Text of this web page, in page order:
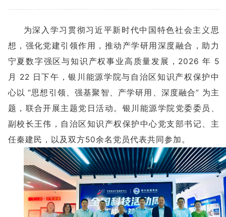
为深入学习贯彻习近平新时代中国特色社会主义思
想，强化党建引领作用，推动产学研用深度融合，助力
宁夏数字强区与知识产权事业高质量发展，2026 年 5
月 22 日下午，银川能源学院与自治区知识产权保护中
心以 “思想引领、强基聚智、产学研用、深度融合” 为主
题，联合开展主题党日活动。银川能源学院党委委员、
副校长王伟，自治区知识产权保护中心党支部书记、主
任秦建民，以及双方50余名党员代表共同参加。